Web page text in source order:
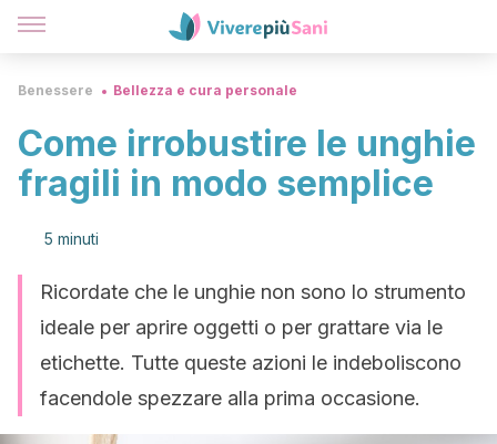
Benessere Bellezza e cura personale
Come irrobustire le unghie
fragili in modo semplice
5 minuti
Ricordate che le unghie non sono lo strumento
ideale per aprire oggetti o per grattare via le
etichette. Tutte queste azioni le indeboliscono
facendole spezzare alla prima occasione.